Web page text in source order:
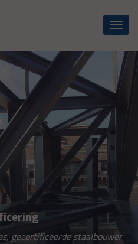
Toggle
gecertificeerde staalbouwer